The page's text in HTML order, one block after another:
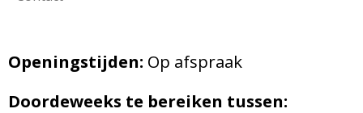
Openingstijden: Op afspraak
Doordeweeks te bereiken tussen: